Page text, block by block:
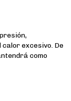
excesivo. De
como